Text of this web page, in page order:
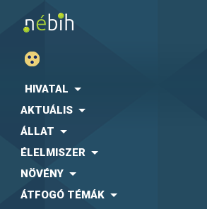
HIVATAL
AKTUÁLIS
ÁLLAT
ÉLELMISZER
NÖVÉNY
ÁTFOGÓ TÉMÁK